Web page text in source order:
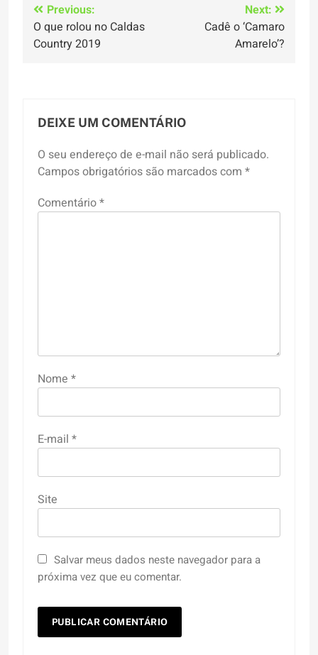
Navegação
de
Previous:
O que rolou no Caldas
Country 2019
Next:
Cadê o ‘Camaro
Amarelo’?
DEIXE UM COMENTÁRIO
O seu endereço de e-mail não será publicado.
Campos obrigatórios são marcados com *
Comentário*
Nome *
E-mail *
Site
Salvar meus dados neste navegador para a
próxima vez que eu comentar.